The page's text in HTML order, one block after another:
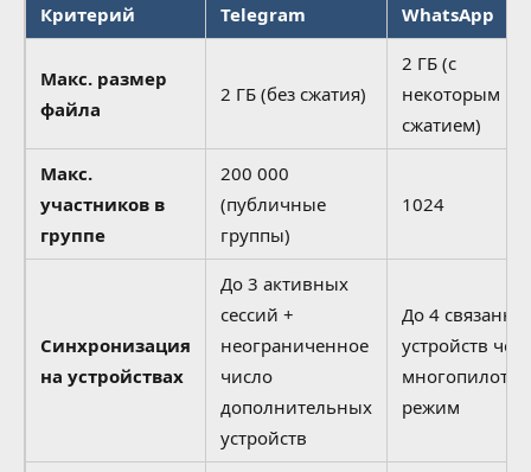
Критерий Telegram WhatsApp
Макс. размер
файла
2 ГБ (без сжатия)
2 ГБ (с
некоторым
сжатием)
Макс.
участников в
группе
200 000
(публичные
группы)
1024
Синхронизация
на устройствах
До 3 активных
сессий +
неограниченное
число
дополнительных
устройств
До 4
устройств
режим